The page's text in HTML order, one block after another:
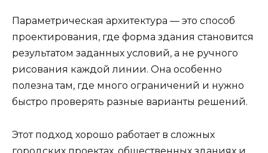
Параметрическая архитектура — это способ
проектирования, где форма здания становится
результатом заданных условий, а не ручного
рисования каждой линии. Она особенно
полезна там, где много ограничений и нужно
быстро проверять разные варианты решений.
Этот подход хорошо работает в сложных
городских проектах, общественных зданиях и